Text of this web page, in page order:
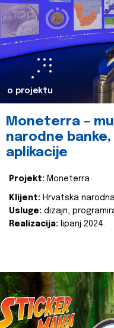
o projektu
Moneterra –
narodne
aplikacije
Projekt: Moneterra
Klijent: Hrvatska
Usluge: dizajn,
Realizacija: lipanj 2024.